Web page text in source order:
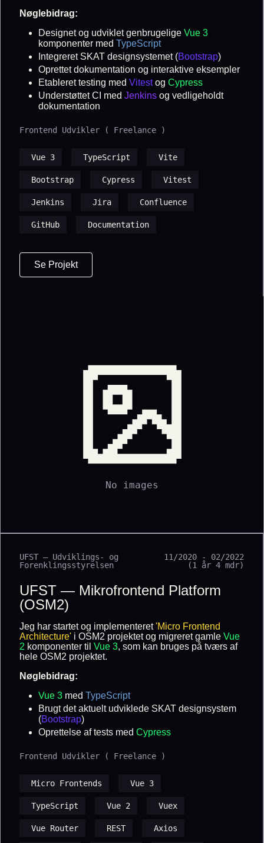
Nøglebidrag:
Designet og udviklet genbrugelige Vue 3
komponenter med TypeScript
Integreret SKAT designsystemet (Bootstrap)
Oprettet dokumentation og interaktive eksempler
Etableret testing med Vitestog Cypress
Understøttet CI med Jenkins og vedligeholdt
dokumentation
Frontend Udvikler ( Freelance )
Vue 3 TypeScript Vite
Bootstrap Cypress Vitest
Jenkins Jira Confluence
GitHub Documentation
Se Projekt
No images
UFST — Udviklings- og
Forenklingsstyrelsen
11/2020 - 02/2022
(1 år 4 mdr)
UFST — Mikrofrontend Platform
(OSM2)
Jeg har startet og implementeret'Micro Frontend
Architecture' i OSM2 projektet og migreret gamle Vue
2 komponenter til Vue 3, som kan bruges på tværs af
hele OSM2 projektet.
Nøglebidrag:
Vue 3 med TypeScript
Brugt det aktuelt udviklede SKAT designsystem
(Bootstrap)
Oprettelse af tests med Cypress
Frontend Udvikler ( Freelance )
Micro Frontends Vue 3
TypeScript Vue 2 Vuex
Vue Router REST Axios